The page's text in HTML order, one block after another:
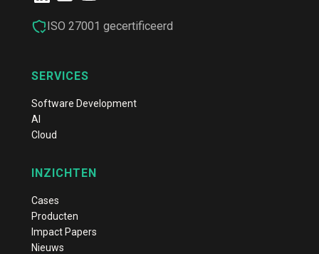
ISO 27001 gecertificeerd
SERVICES
Software Development
AI
Cloud
INZICHTEN
Cases
Producten
Impact Papers
Nieuws